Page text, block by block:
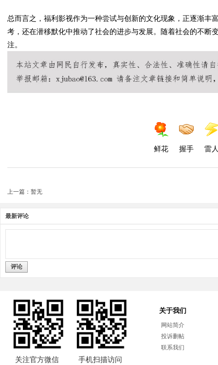
总而言之，福利影视作为一种尝试与创新的文化现象，正逐渐
考，还在潜移默化中推动了社会的进步与发展。随着社会的不断
注。
鲜花 握手 雷
上一篇：暂无
最新评论
评论
关注官方微信 手机扫描访问
关于我们
网站简介
投诉删帖
联系我们